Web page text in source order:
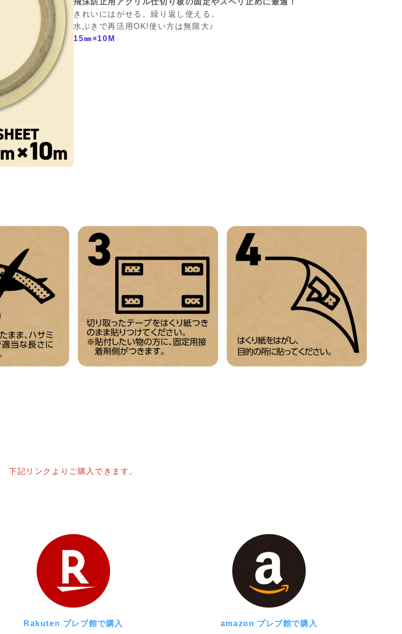
きれいにはがせる。繰り返し使える。
水ぶきで再活用OK!使い方は無限大♪
15㎜×10M
下記リンクよりご購入できます。
Rakuten プレブ館で購入 amazon プレブ館で購入